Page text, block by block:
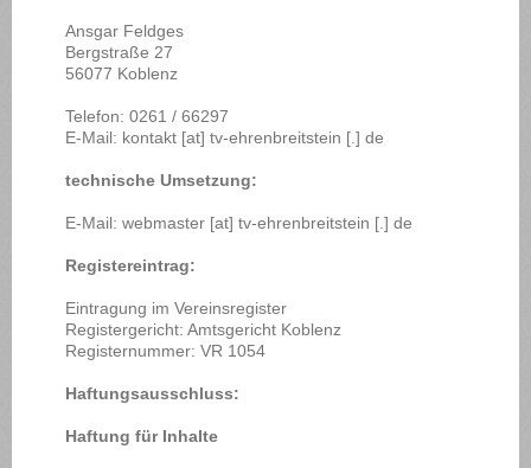
Ansgar Feldges
Bergstraße 27
56077 Koblenz
Telefon: 0261 / 66297
E-Mail: kontakt [at] tv-ehrenbreitstein [.] de
technische Umsetzung:
E-Mail: webmaster [at] tv-ehrenbreitstein [.] de
Registereintrag:
Eintragung im Vereinsregister
Registergericht: Amtsgericht Koblenz
Registernummer: VR 1054
Haftungsausschluss:
Haftung für Inhalte